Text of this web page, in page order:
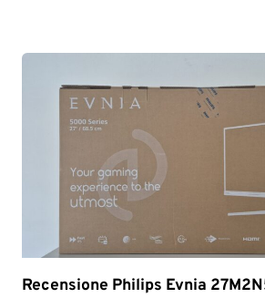
Recensione Philips Evnia